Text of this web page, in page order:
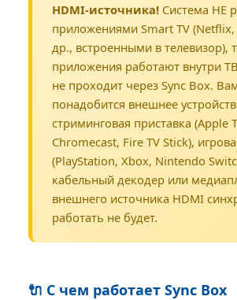
HDMI-источника! Система НЕ
приложениями Smart TV (Netflix,
др., встроенными в телевизор),
приложения работают внутри
не проходит через Sync Box.
понадобится внешнее
стриминговая приставка (Apple
Chromecast, Fire TV Stick),
(PlayStation, Xbox, Nintendo
кабельный декодер или
внешнего источника HDMI
работать не будет.
🔌 С чем работает Sync Box